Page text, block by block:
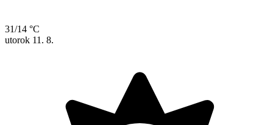
31/14 °C
utorok 11. 8.